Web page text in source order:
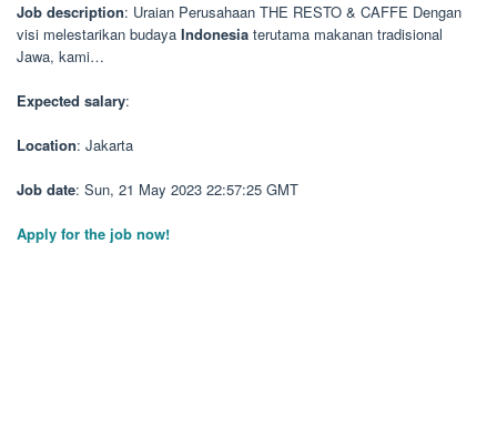
Job description: Uraian Perusahaan THE RESTO & CAFFE Dengan
visi melestarikan budaya Indonesia terutama makanan tradisional
Jawa, kami…
Expected salary:
Location: Jakarta
Job date: Sun, 21 May 2023 22:57:25 GMT
Apply for the job now!